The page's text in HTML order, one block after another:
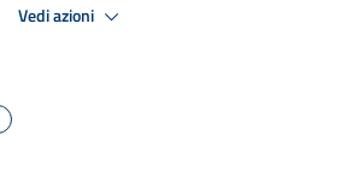
Vedi azioni